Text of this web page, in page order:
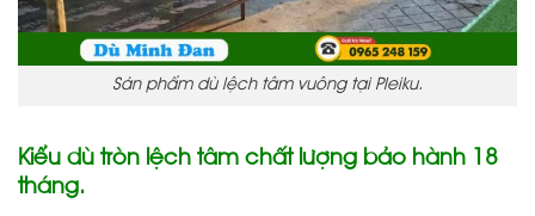
Sản phẩm dù lệch tâm vuông tại Pleiku.
Kiểu dù tròn lệch tâm chất lượng bảo hành 18
tháng.